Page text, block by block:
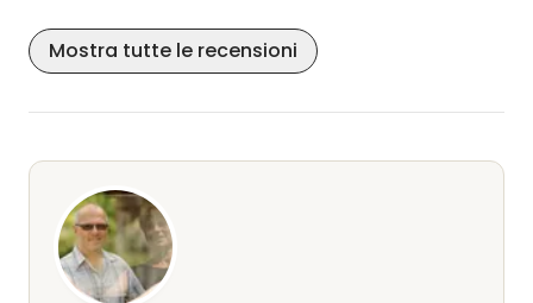
Un posto molto bello per fare escursioni, andare in
bicicletta o semplicemente rilassarsi.
Io e il mio cane ci siamo sentiti molto a nostro agio.
Un'ottima piazzola nel complesso.
Mostra tutte le recensioni